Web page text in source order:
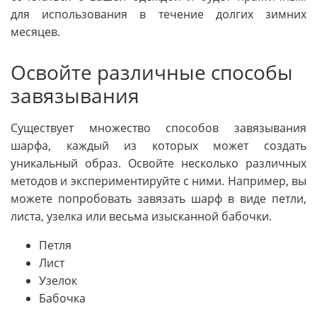
для использования в течение долгих зимних
месяцев.
Освойте различные способы
завязывания
Существует множество способов завязывания
шарфа, каждый из которых может создать
уникальный образ. Освойте несколько различных
методов и экспериментируйте с ними. Например, вы
можете попробовать завязать шарф в виде петли,
листа, узелка или весьма изысканной бабочки.
Петля
Лист
Узелок
Бабочка